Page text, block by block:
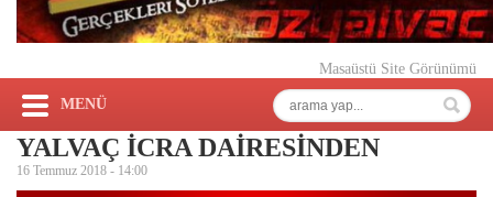
Masaüstü Site Görünümü
MENÜ
YALVAÇ İCRA DAİRESİNDEN
16 Temmuz 2018 - 14:00